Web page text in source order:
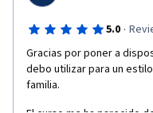
5.0 ·
Gracias por poner a
debo utilizar para un
familia.